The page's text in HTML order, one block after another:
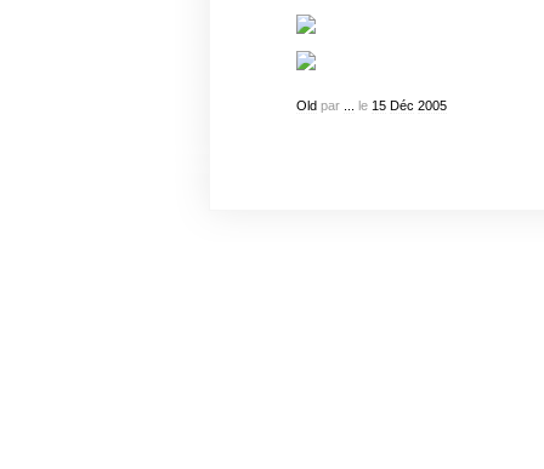
Oldpar le 15 Déc 2005